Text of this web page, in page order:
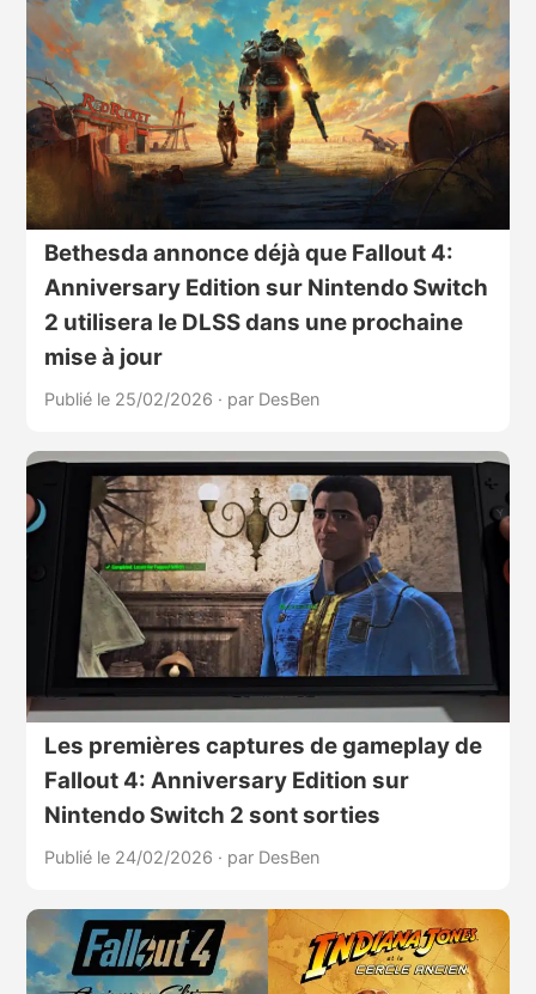
Bethesda annonce déjà que Fallout 4:
Anniversary Edition sur Nintendo Switch
2 utilisera le DLSS dans une prochaine
mise à jour
Publié le 25/02/2026 · par DesBen
Les premières captures de gameplay de
Fallout 4: Anniversary Edition sur
Nintendo Switch 2 sont sorties
Publié le 24/02/2026 · par DesBen